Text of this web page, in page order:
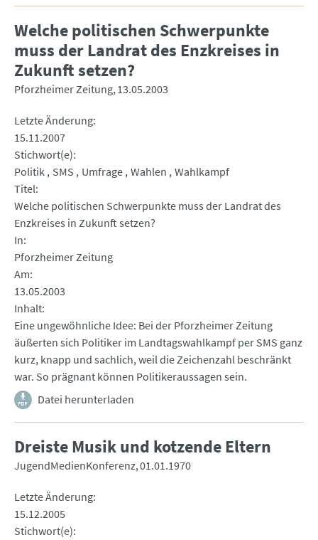
Welche politischen Schwerpunkte
muss der Landrat des Enzkreises in
Zukunft setzen?
Pforzheimer Zeitung 13.05.2003
Letzte Änderung
15.11.2007
Stichwort(e)
Politik SMS Umfrage Wahlen Wahlkampf
Titel
Welche politischen Schwerpunkte muss der Landrat des
Enzkreises in Zukunft setzen?
In
Pforzheimer Zeitung
Am
13.05.2003
Inhalt
Eine ungewöhnliche Idee: Bei der Pforzheimer Zeitung
äußerten sich Politiker im Landtagswahlkampf per SMS ganz
kurz, knapp und sachlich, weil die Zeichenzahl beschränkt
war. So prägnant können Politikeraussagen sein.
Datei herunterladen
Dreiste Musik und kotzende Eltern
JugendMedienKonferenz 01.01.1970
Letzte Änderung
15.12.2005
Stichwort(e)